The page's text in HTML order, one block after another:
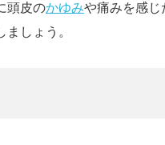
頭皮のかゆみや痛みを感じ
しょう。